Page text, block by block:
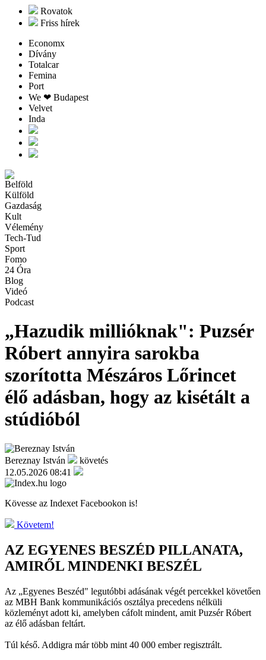
Rovatok
Friss hírek
Economx
Dívány
Totalcar
Femina
Port
We ❤︎ Budapest
Velvet
Inda
Belföld
Külföld
Gazdaság
Kult
Vélemény
Tech-Tud
Sport
Fomo
24 Óra
Blog
Videó
Podcast
„Hazudik millióknak": Puzsér
Róbert annyira sarokba
szorította Mészáros Lőrincet
élő adásban, hogy az kisétált a
stúdióból
Bereznay István
követés
12.05.2026 08:41
Kövesse az Indexet Facebookon is!
Követem!
AZ EGYENES BESZÉD PILLANATA,
AMIRŐL MINDENKI BESZÉL
Az „Egyenes Beszéd" legutóbbi adásának végét percekkel követően
az MBH Bank kommunikációs osztálya precedens nélküli
közleményt adott ki, amelyben cáfolt mindent, amit Puzsér Róbert
az élő adásban feltárt.
Túl késő. Addigra már több mint 40 000 ember regisztrált.